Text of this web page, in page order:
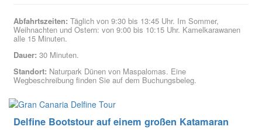
Abfahrtszeiten:Täglich von 9:30 bis 13:45 Uhr. Im Sommer,
Weihnachten und Ostern: von 9:00 bis 10:15 Uhr. Kamelkarawanen
alle 15 Minuten.
Dauer: 30 Minuten.
Standort: Naturpark Dünen von Maspalomas. Eine
Wegbeschreibung finden Sie auf dem Buchungsbeleg.
Delfine Bootstour auf einem großen Katamaran